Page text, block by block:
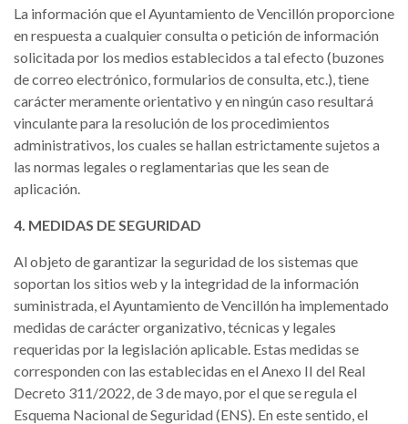
La información que el Ayuntamiento de Vencillón proporcione
en respuesta a cualquier consulta o petición de información
solicitada por los medios establecidos a tal efecto (buzones
de correo electrónico, formularios de consulta, etc.), tiene
carácter meramente orientativo y en ningún caso resultará
vinculante para la resolución de los procedimientos
administrativos, los cuales se hallan estrictamente sujetos a
las normas legales o reglamentarias que les sean de
aplicación.
4. MEDIDAS DE SEGURIDAD
Al objeto de garantizar la seguridad de los sistemas que
soportan los sitios web y la integridad de la información
suministrada, el Ayuntamiento de Vencillón ha implementado
medidas de carácter organizativo, técnicas y legales
requeridas por la legislación aplicable. Estas medidas se
corresponden con las establecidas en el Anexo II del Real
Decreto 311/2022, de 3 de mayo, por el que se regula el
Esquema Nacional de Seguridad (ENS). En este sentido, el